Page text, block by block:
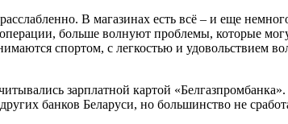
В магазинах есть всё – и еще
больше волнуют проблемы, которые
спортом, с легкостью и удовольствием
зарплатной картой
банков Беларуси, но большинство не